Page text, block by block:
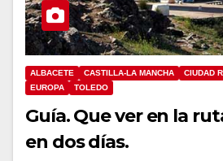
ALBACETE CASTILLA-LA MANCHA CIUDAD
EUROPA
TOLEDO
Guía. Que ver en la
en dos días.